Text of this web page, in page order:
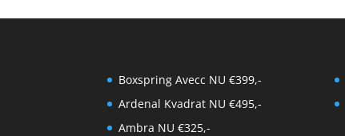
Boxspring Avecc NU €399,-
Ardenal Kvadrat NU €495,-
Ambra NU €325,-